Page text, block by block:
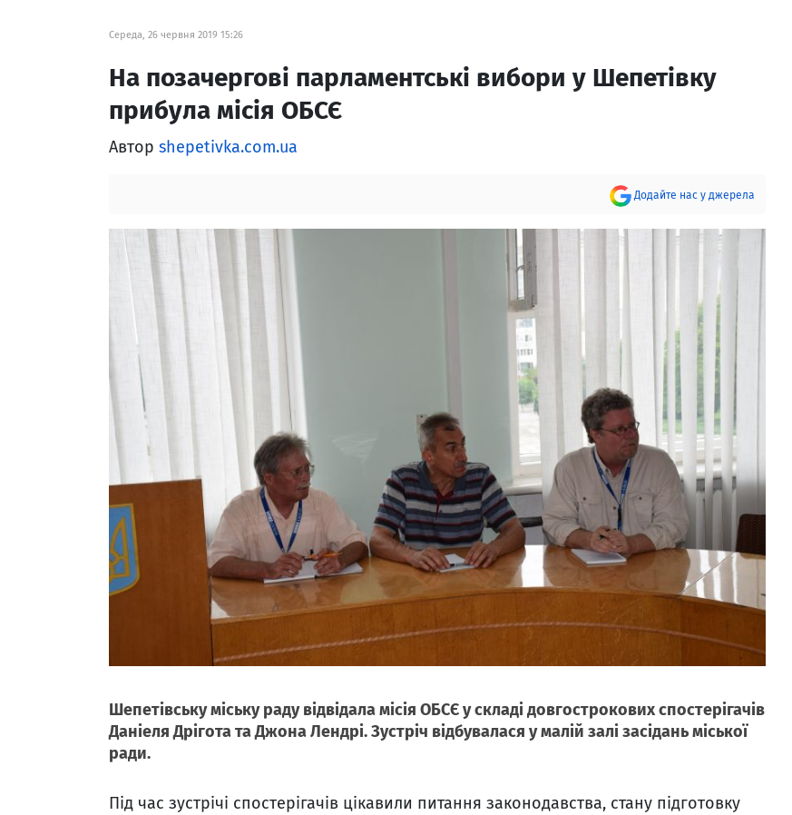
Середа, 26 червня 2019 15:26
На позачергові парламентські вибори у Шепетівку
прибула місія ОБСЄ
Автор shepetivka.com.ua
Додайте нас у джерела
Шепетівську міську раду відвідала місія ОБСЄ у складі довгострокових спостерігачів
Даніеля Дрігота та Джона Лендрі. Зустріч відбувалася у малій залі засідань міської
ради.
Під час зустрічі спостерігачів цікавили питання законодавства, стану підготовку